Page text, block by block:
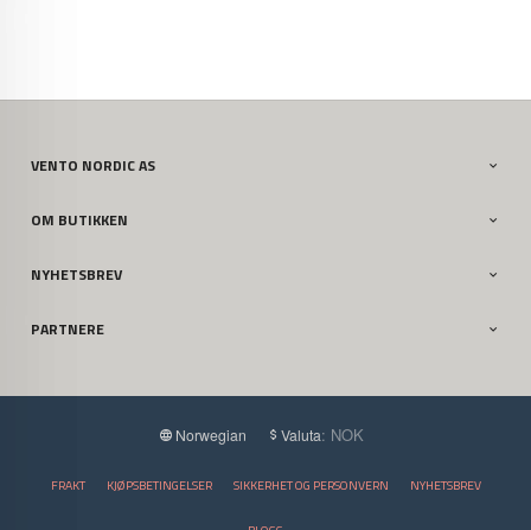
VENTO NORDIC AS
OM BUTIKKEN
NYHETSBREV
PARTNERE
Norwegian Valuta: NOK
FRAKT KJØPSBETINGELSER SIKKERHET OG PERSONVERN NYHETSBREV